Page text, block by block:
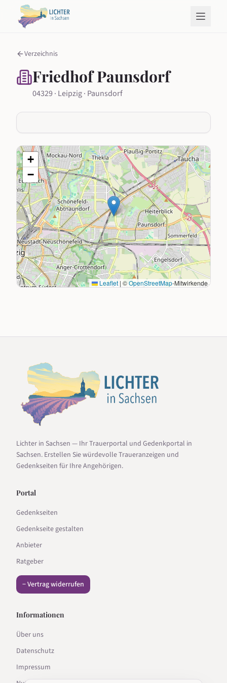
Verzeichnis
Friedhof Paunsdorf
04329 · Leipzig · Paunsdorf
+
−
Leaflet | ©OpenStreetMap-Mitwirkende
Lichter in Sachsen — Ihr Trauerportal und Gedenkportal in
Sachsen. Erstellen Sie würdevolle Traueranzeigen und
Gedenkseiten für Ihre Angehörigen.
Portal
Gedenkseiten
Gedenkseite gestalten
Anbieter
Ratgeber
− Vertrag widerrufen
Informationen
Über uns
Datenschutz
Impressum